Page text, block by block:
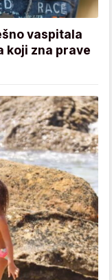
vaspitala
koji zna prave